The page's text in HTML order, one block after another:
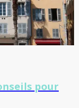
pour